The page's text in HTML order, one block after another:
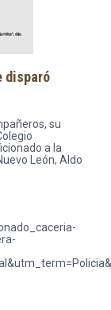
disparó
su
a la
León, Aldo